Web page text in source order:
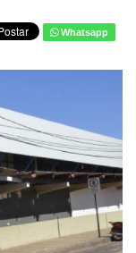
Whatsapp